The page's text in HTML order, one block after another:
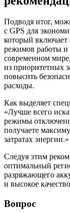
Подводя итог,
с GPS для
который включает
режимов работы и
современном
из приоритетных
повысить
расходы.
Как выделяет
«Лучше всего
режимы
получаете
затратах энергии.»
Следуя этим
оптимальный
разряжающего
и высокое
Вопрос